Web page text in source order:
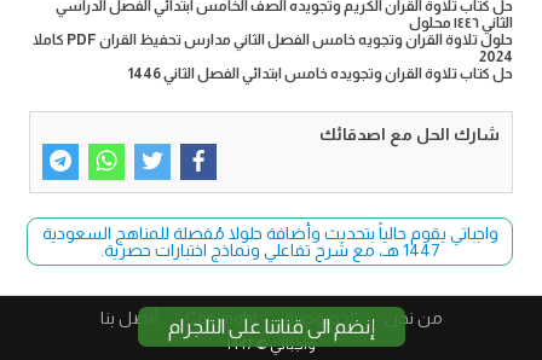
إنضم الى قناتنا على التلجرام
حل كتاب تلاوة القران الكريم وتجويده الصف الخامس ابتدائي الفصل الدراسي
الثاني ١٤٤٦ محلول
حلول تلاوة القران وتجويه خامس الفصل الثاني مدارس تحفيظ القران PDF كاملا
2024
حل كتاب تلاوة القران وتجويده خامس ابتدائي الفصل الثاني 1446
شارك الحل مع اصدقائك
واجباتي يقوم حالياً بتحديث وأضافة حلولا مُفصلة للمناهج السعودية
1447 هـ، مع شرح تفاعلي ونماذج اختبارات حصرية.
من نحن الخصوصية Copyright​ أتصل بنا
واجباتي © 1447